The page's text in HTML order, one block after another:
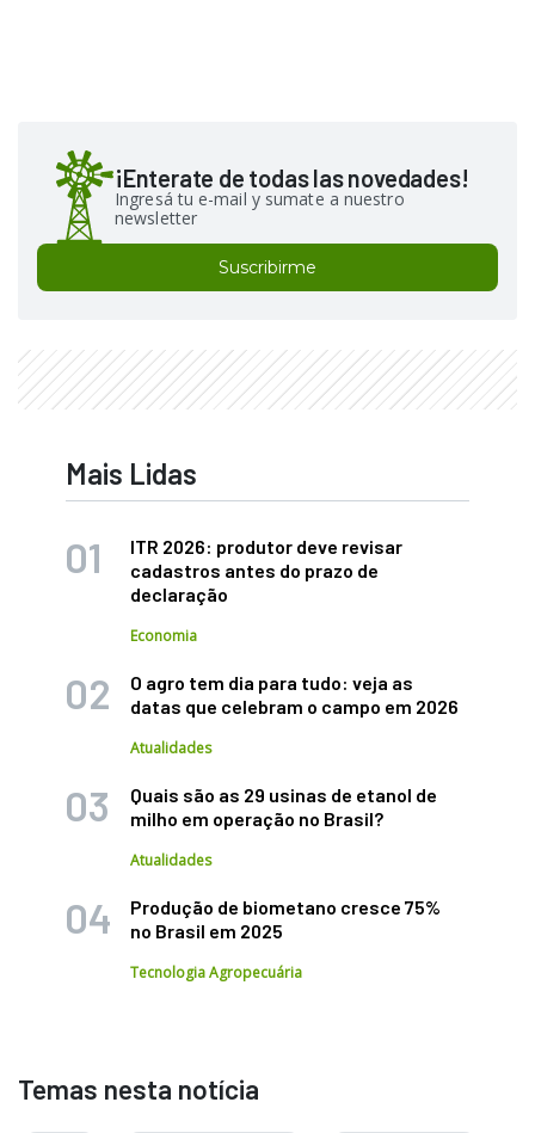
¡Enterate de todas las novedades!
Ingresá tu e-mail y sumate a nuestro
newsletter
Suscribirme
Mais Lidas
ITR 2026: produtor deve revisar
cadastros antes do prazo de
declaração
Economia
O agro tem dia para tudo: veja as
datas que celebram o campo em 2026
Atualidades
Quais são as 29 usinas de etanol de
milho em operação no Brasil?
Atualidades
Produção de biometano cresce 75%
no Brasil em 2025
Tecnologia Agropecuária
Temas nesta notícia